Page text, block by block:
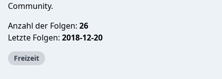
Community.
Anzahl der Folgen: 26
Letzte Folgen: 2018-12-20
Freizeit